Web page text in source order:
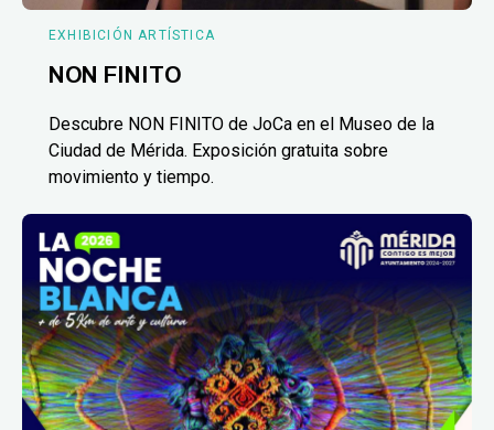
EXHIBICIÓN ARTÍSTICA
NON FINITO
Descubre NON FINITO de JoCa en el Museo de la
Ciudad de Mérida. Exposición gratuita sobre
movimiento y tiempo.